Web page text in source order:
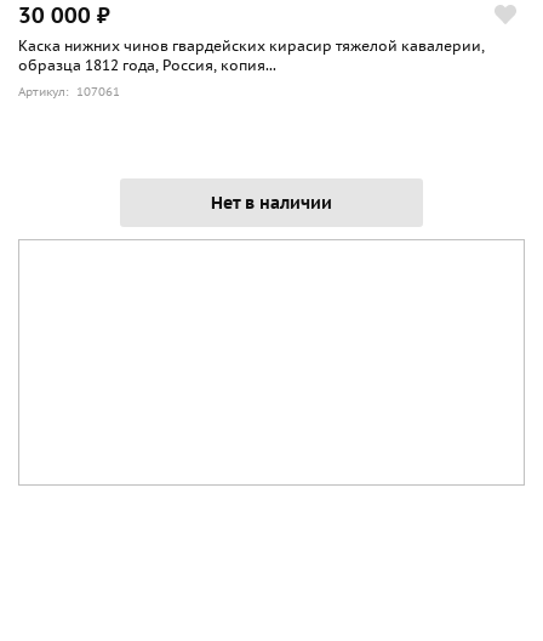
30 000 ₽
Каска нижних чинов гвардейских кирасир тяжелой кавалерии,
образца 1812 года, Россия, копия...
Артикул: 107061
Нет в наличии